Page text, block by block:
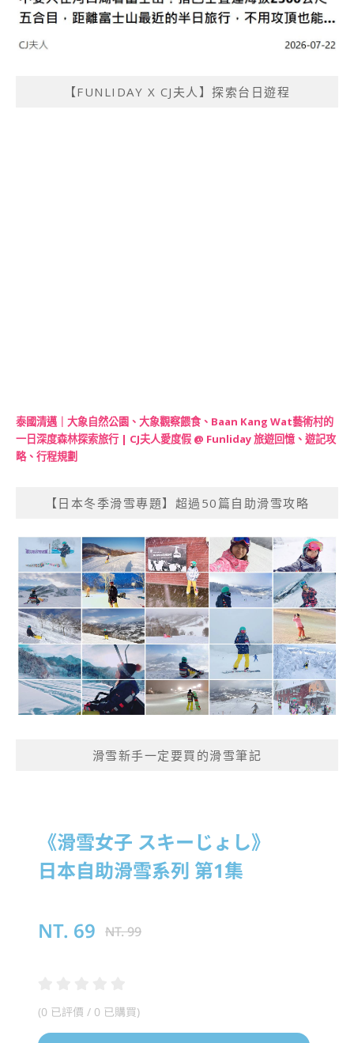
【FUNLIDAY X CJ夫人】探索台日遊程
泰國清邁｜大象自然公園、大象觀察餵食、Baan Kang Wat藝術村的
一日深度森林探索旅行 | CJ夫人愛度假 @ Funliday 旅遊回憶、遊記攻
略、行程規劃
【日本冬季滑雪專題】超過50篇自助滑雪攻略
滑雪新手一定要買的滑雪筆記